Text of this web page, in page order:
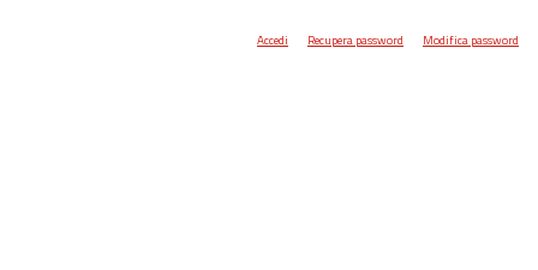
Accedi Recupera password Modifica password